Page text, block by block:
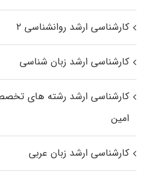
کارشناسی ارشد روانشناسی ۲
کارشناسی ارشد زبان شناسی
کارشناسی ارشد رﺷﺘﻪ ﻫﺎی
اﻣﻴﻦ
کارشناسی ارشد زبان عربی